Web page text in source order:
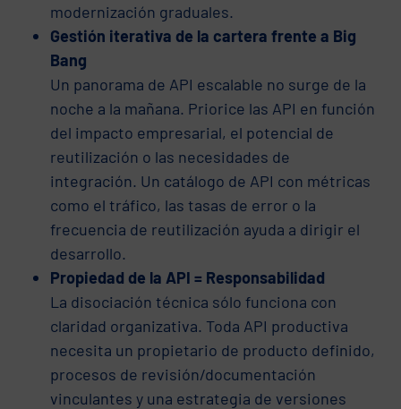
modernización graduales.
Gestión iterativa de la cartera frente a Big
Bang
Un panorama de API escalable no surge de la
noche a la mañana. Priorice las API en función
del impacto empresarial, el potencial de
reutilización o las necesidades de
integración. Un catálogo de API con métricas
como el tráfico, las tasas de error o la
frecuencia de reutilización ayuda a dirigir el
desarrollo.
Propiedad de la API = Responsabilidad
La disociación técnica sólo funciona con
claridad organizativa. Toda API productiva
necesita un propietario de producto definido,
procesos de revisión/documentación
vinculantes y una estrategia de versiones